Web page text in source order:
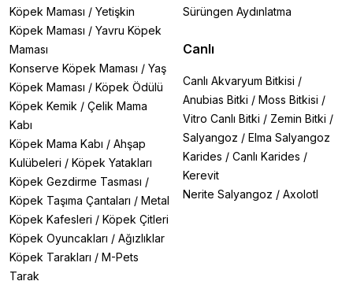
Köpek Maması / Yetişkin
Köpek Maması / Yavru Köpek
Maması
Konserve Köpek Maması / Yaş
Köpek Maması / Köpek Ödülü
Köpek Kemik / Çelik Mama
Kabı
Köpek Mama Kabı / Ahşap
Kulübeleri / Köpek Yatakları
Köpek Gezdirme Tasması /
Köpek Taşıma Çantaları / Metal
Köpek Kafesleri / Köpek Çitleri
Köpek Oyuncakları / Ağızlıklar
Köpek Tarakları / M-Pets
Tarak
Sürüngen Aydınlatma
Canlı
Canlı Akvaryum Bitkisi /
Anubias Bitki / Moss Bitkisi /
Vitro Canlı Bitki / Zemin Bitki /
Salyangoz / Elma Salyangoz
Karides / Canlı Karides /
Kerevit
Nerite Salyangoz / Axolotl